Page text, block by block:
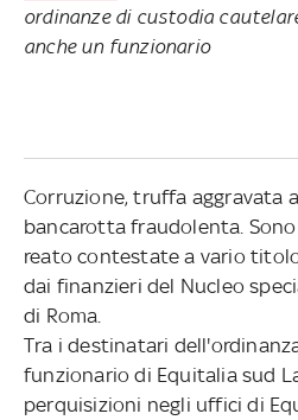
ordinanze di custodia
anche un funzionario
Corruzione, truffa aggravata
bancarotta fraudolenta.
reato contestate a vario
dai finanzieri del Nucleo
di Roma.
Tra i destinatari
funzionario di Equitalia sud
perquisizioni negli uffici di